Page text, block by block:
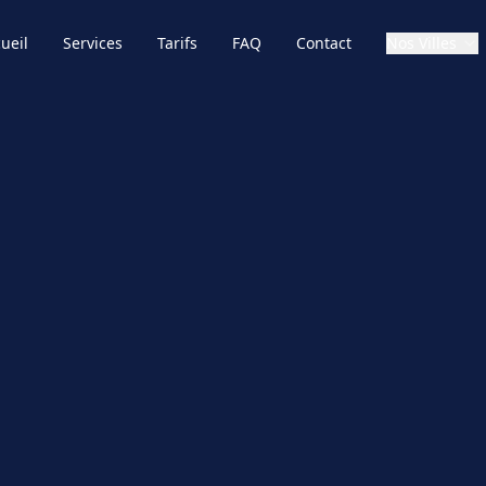
Services Tarifs FAQ Contact